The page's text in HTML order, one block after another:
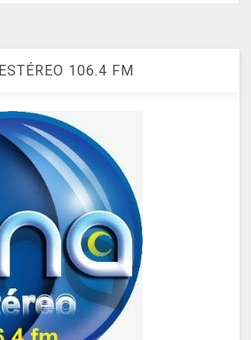
106.4 FM